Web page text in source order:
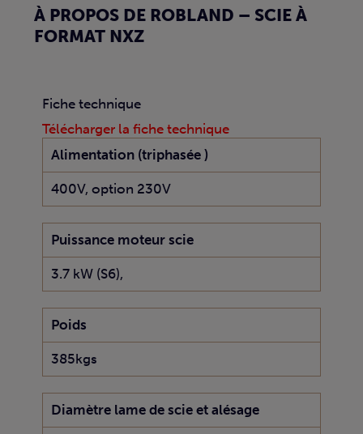
À PROPOS DE ROBLAND – SCIE À
FORMAT NXZ
Fiche technique
Télécharger la fiche technique
Alimentation (triphasée )
400V, option 230V
Puissance moteur scie
3.7 kW (S6),
Poids
385kgs
Diamètre lame de scie et alésage